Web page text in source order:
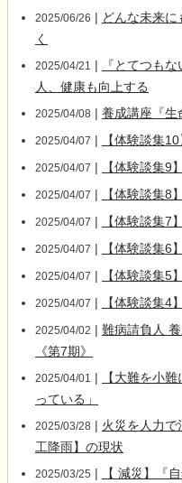
2025/06/26 | どんな未来
く
2025/04/21 |
『とてつも
人、健康も向上する
2025/04/08 | 養成講座『生
2025/04/07 | 【体験談集
2025/04/07 | 【体験談集9
2025/04/07 | 【体験談集8
2025/04/07 | 【体験談集7
2025/04/07 | 【体験談集6
2025/04/07 | 【体験談集5
2025/04/07 | 【体験談集4
2025/04/02 | 難病請負人
《第7期》
2025/04/01 |
【大難を小
っている」
2025/03/28 | 火災を人力で
工降雨】の現状
2025/03/25 | 【 減災】『